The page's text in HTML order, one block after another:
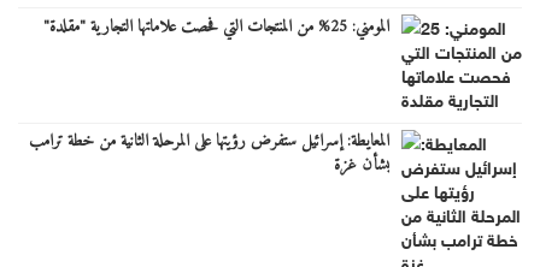
المومني: 25% من المنتجات التي فحصت علاماتها التجارية "مقلدة"
المعايطة: إسرائيل ستفرض رؤيتها على المرحلة الثانية من خطة ترامب
بشأن غزة